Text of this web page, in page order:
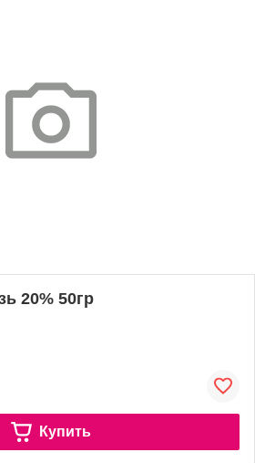
20% 50гр
Купить